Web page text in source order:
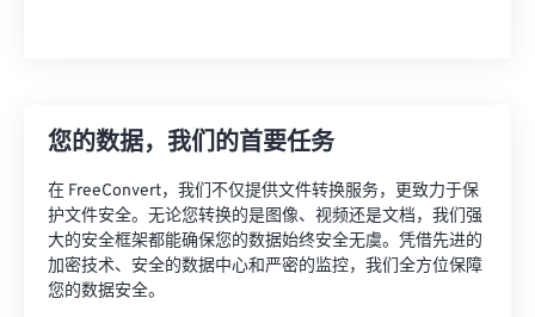
您的数据，我们的首要任务
在 FreeConvert，我们不仅提供文件转换服务，更致力于保
护文件安全。无论您转换的是图像、视频还是文档，我们强
大的安全框架都能确保您的数据始终安全无虞。凭借先进的
加密技术、安全的数据中心和严密的监控，我们全方位保障
您的数据安全。